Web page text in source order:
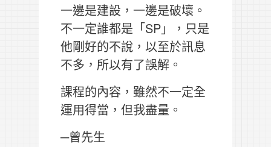
一邊是建設，一邊是破壞。
不一定誰都是「SP」，只是
他剛好的不說，以至於訊息
不多，所以有了誤解。
課程的內容，雖然不一定全
運用得當，但我盡量。
─曾先生